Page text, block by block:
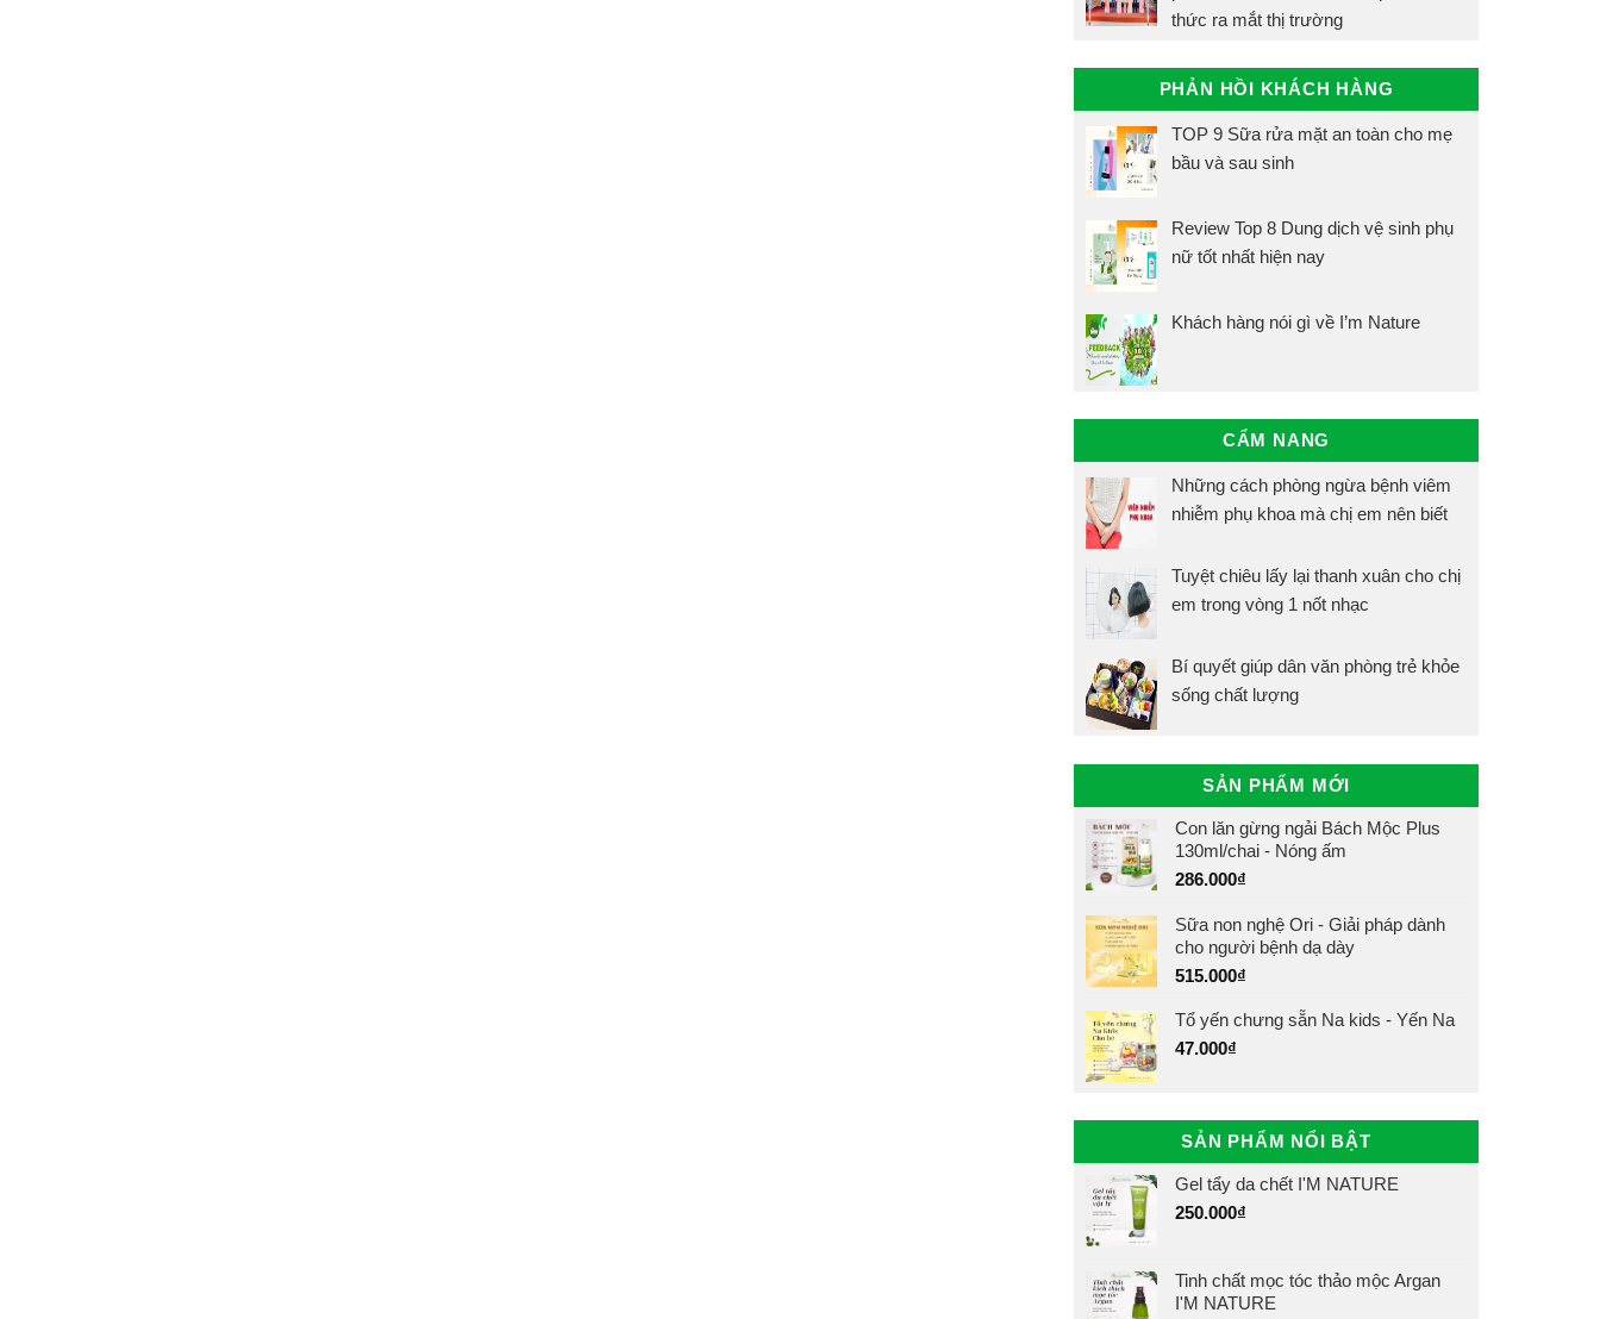
thức ra mắt thị trường
PHẢN HỒI KHÁCH HÀNG
TOP 9 Sữa rửa mặt an toàn cho mẹ
bầu và sau sinh
Review Top 8 Dung dịch vệ sinh phụ
nữ tốt nhất hiện nay
Khách hàng nói gì về I’m Nature
CẨM NANG
Những cách phòng ngừa bệnh viêm
nhiễm phụ khoa mà chị em nên biết
Tuyệt chiêu lấy lại thanh xuân cho chị
em trong vòng 1 nốt nhạc
Bí quyết giúp dân văn phòng trẻ khỏe
sống chất lượng
SẢN PHẨM MỚI
Con lăn gừng ngải Bách Mộc Plus
130ml/chai - Nóng ấm
286.000₫
Sữa non nghệ Ori - Giải pháp dành
cho người bệnh dạ dày
515.000₫
Tổ yến chưng sẵn Na kids - Yến Na
47.000₫
SẢN PHẨM NỔI BẬT
Gel tẩy da chết I'M NATURE
250.000₫
Tinh chất mọc tóc thảo mộc Argan
I'M NATURE